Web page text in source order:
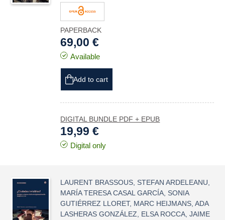
PAPERBACK
69,00 €
Available
Add to cart
DIGITAL BUNDLE PDF + EPUB
19,99 €
Digital only
LAURENT BRASSOUS STEFAN ARDELEANU
MARÍA TERESA CASAL GARCÍA SONIA
GUTIÉRREZ LLORET, MARC HEIJMANS ,ADA
LASHERAS GONZÁLEZ
ELSA ROCCA ,JAIME